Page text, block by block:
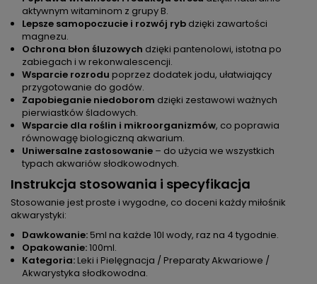
aktywnym witaminom z grupy B.
Lepsze samopoczucie i rozwój ryb dzięki zawartości
magnezu.
Ochrona błon śluzowych dzięki pantenolowi, istotna po
zabiegach i w rekonwalescencji.
Wsparcie rozrodu poprzez dodatek jodu, ułatwiający
przygotowanie do godów.
Zapobieganie niedoborom dzięki zestawowi ważnych
pierwiastków śladowych.
Wsparcie dla roślin i mikroorganizmów, co poprawia
równowagę biologiczną akwarium.
Uniwersalne zastosowanie – do użycia we wszystkich
typach akwariów słodkowodnych.
Instrukcja stosowania i specyfikacja
Stosowanie jest proste i wygodne, co doceni każdy miłośnik
akwarystyki:
Dawkowanie:5ml na każde 10l wody, raz na 4 tygodnie.
Opakowanie:100ml.
Kategoria:Leki i Pielęgnacja / Preparaty Akwariowe /
Akwarystyka słodkowodna.